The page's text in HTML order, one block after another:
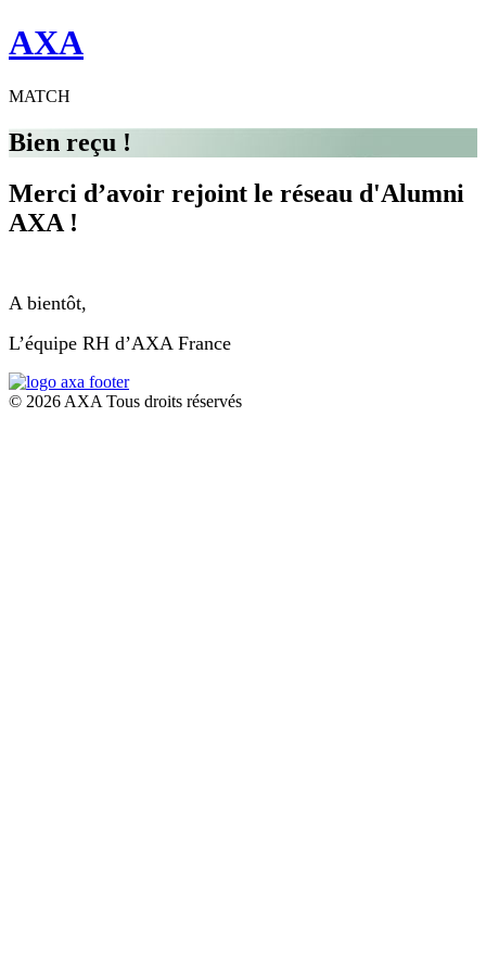
AXA
MATCH
Bien reçu !
Merci d’avoir rejoint le réseau d'Alumni
AXA !​
A bientôt,
L’équipe RH d’AXA France
© 2026 AXA Tous droits réservés